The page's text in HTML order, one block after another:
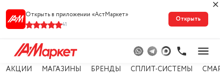
Открыть в приложении «АстМарке‪т‬»
41
Открыть
АКЦИИ МАГАЗИНЫ БРЕНДЫ СПЛИТ-СИСТЕМЫ